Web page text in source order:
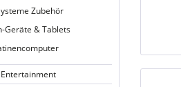
Zubehör
Geräte & Tablets